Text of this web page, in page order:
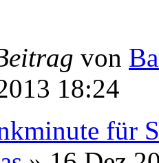
von
18:24
für